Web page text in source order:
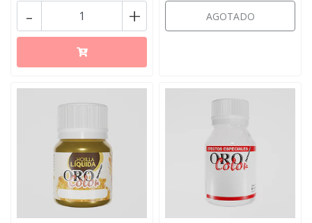
+
- AGOTADO